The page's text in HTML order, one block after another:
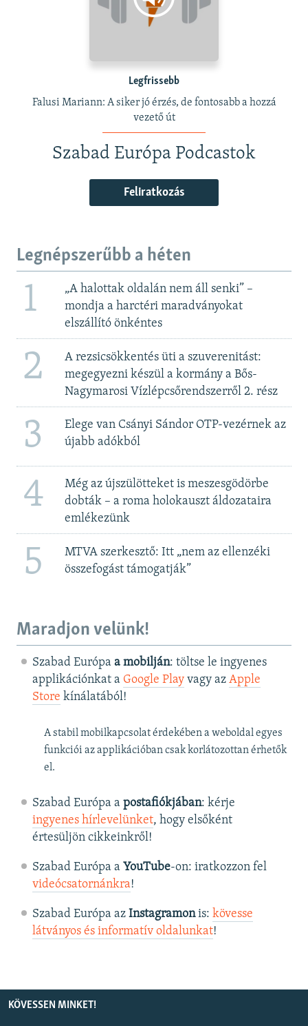
Legfrissebb
Falusi Mariann: A siker jó érzés, de fontosabb a hozzá
vezető út
Szabad Európa Podcastok
Feliratkozás
Legnépszerűbb a héten
1
„A halottak oldalán nem áll senki” –
mondja a harctéri maradványokat
elszállító önkéntes
2
A rezsicsökkentés üti a szuverenitást:
megegyezni készül a kormány a Bős-
Nagymarosi Vízlépcsőrendszerről 2. rész
3
Elege van Csányi Sándor OTP-vezérnek az
újabb adókból
4
Még az újszülötteket is meszesgödörbe
dobták – a roma holokauszt áldozataira
emlékezünk
5
MTVA szerkesztő: Itt „nem az ellenzéki
összefogást támogatják”
Maradjon velünk!
Szabad Európa a mobilján: töltse le ingyenes
applikációnkat a Google Playvagy az Apple
Store kínálatából!
A stabil mobilkapcsolat érdekében a weboldal egyes
funkciói az applikációban csak korlátozottan érhetők
el.
Szabad Európa a postafiókjában: kérje
ingyenes hírlevelünket, hogy elsőként
értesüljön cikkeinkről!
Szabad Európa a YouTube-on: iratkozzon fel
videócsatornánkra!
Szabad Európa az Instagramonis: kövesse
látványos és informatív oldalunkat! ​
KÖVESSEN MINKET!